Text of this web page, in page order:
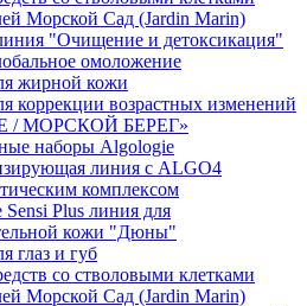
Морской Сад (Jardin Marin)
"Очищение и детоксикация"
омоложение
жирной кожи
коррекции возрастных изменений
/ МОРСКОЙ БЕРЕГ»
наборы Algologie
линия с ALGO4
комплексом
Plus линия для
кожи "Дюны"
глаз и губ
со стволовыми клетками
Морской Сад (Jardin Marin)